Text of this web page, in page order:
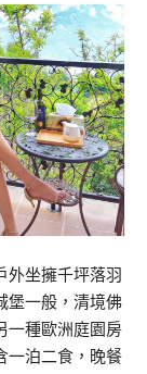
外坐擁千坪落羽
堡一般，清境佛
一種歐洲庭園房
一泊二食，晚餐